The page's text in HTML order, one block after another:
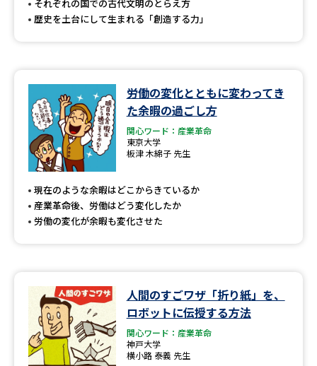
それぞれの国での古代文明のとらえ方
歴史を土台にして生まれる「創造する力」
労働の変化とともに変わってき
た余暇の過ごし方
関心ワード：産業革命
東京大学
板津 木綿子 先生
現在のような余暇はどこからきているか
産業革命後、労働はどう変化したか
労働の変化が余暇も変化させた
人間のすごワザ「折り紙」を、
ロボットに伝授する方法
関心ワード：産業革命
神戸大学
横小路 泰義 先生